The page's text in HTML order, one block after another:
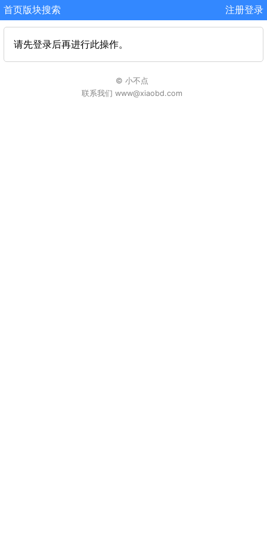
首页版块搜索 注册登录
请先登录后再进行此操作。
© 小不点
联系我们 www@xiaobd.com